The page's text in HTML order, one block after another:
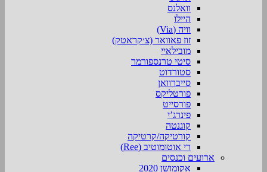
וואלנס
היילו
וויה (Via)
זוז פאוואר (צ׳קראטק)
מובילאיי
סיטי טרנספורמר
סטורדוט
סייברוואן
פורטליקס
פורסייט
פינרג’י
קוגנטה
קורטיקה/קרטיקה
רי אוטומוטיב (Ree)
ארועים וכנסים
אקומושן 2020